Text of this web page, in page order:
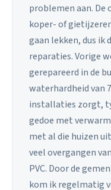
problemen aan. De
koper- of
gaan lekken, dus ik
reparaties. Vorige
gerepareerd in de
waterhardheid van
installaties zorgt,
gedoe met
met al die huizen
veel overgangen
PVC. Door de
kom ik regelmatig